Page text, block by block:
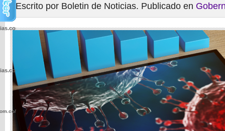
Escrito por Boletin de Noticias. Publicado en
wp-
wp-
wp-